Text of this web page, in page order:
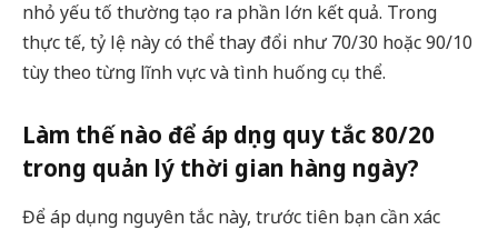
nhỏ yếu tố thường tạo ra phần lớn kết quả. Trong
thực tế, tỷ lệ này có thể thay đổi như 70/30 hoặc 90/10
tùy theo từng lĩnh vực và tình huống cụ thể.
Làm thế nào để áp dụng quy tắc 80/20
trong quản lý thời gian hàng ngày?
Để áp dụng nguyên tắc này, trước tiên bạn cần xác